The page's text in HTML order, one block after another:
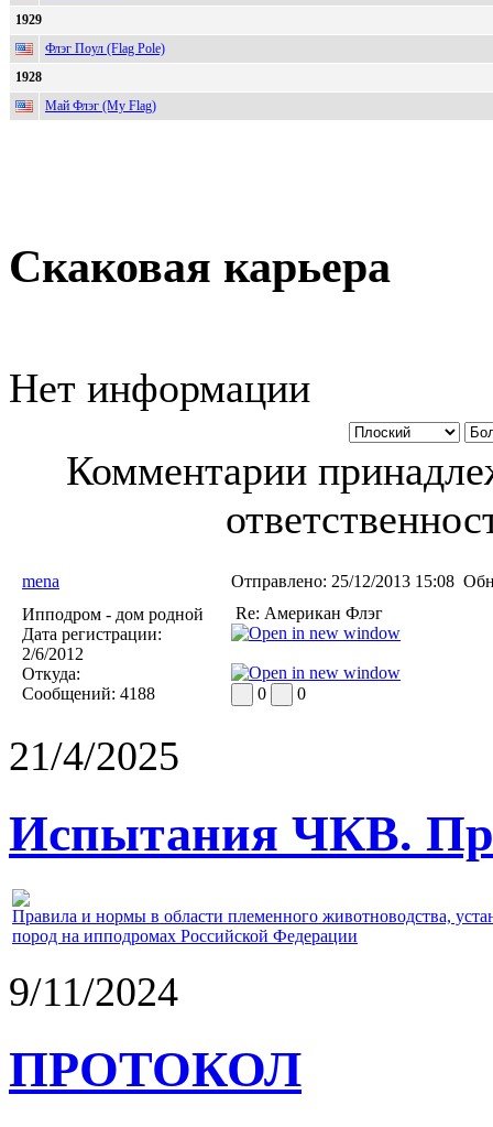
1929
Флэг Поул (Flag Pole)
1928
Май Флэг (My Flag)
Скаковая карьера
Нет информации
Комментарии
mena Отправлено: 25/12/2013 15:08
Ипподром - дом родной
Дата регистрации:
2/6/2012
Откуда:
Сообщений: 4188
Re: Американ Флэг
0 0
21/4/2025
Испытания ЧКВ.
Правила и нормы в области племенного животноводства,
пород на ипподромах Российской Федерации
9/11/2024
ПРОТОКОЛ